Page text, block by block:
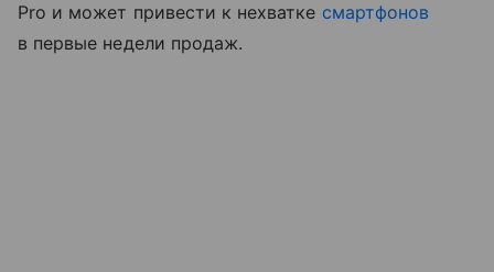
Pro и может привести к нехватке смартфонов
в первые недели продаж.